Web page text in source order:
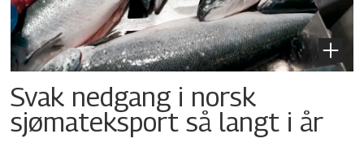
Svak nedgang i norsk
sjømateksport så langt i år